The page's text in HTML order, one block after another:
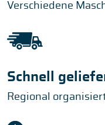
Verschiedene
Schnell
Regional